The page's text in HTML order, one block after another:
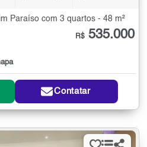
Paraíso com 3 quartos - 48 m²
R$ 535.000
Contatar